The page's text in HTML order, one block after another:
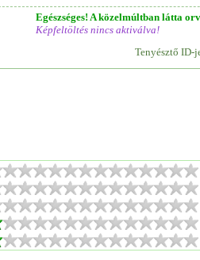
Egészséges! A közelmúltban látta
Képfeltöltés nincs aktiválva!
Tenyésztő ID-